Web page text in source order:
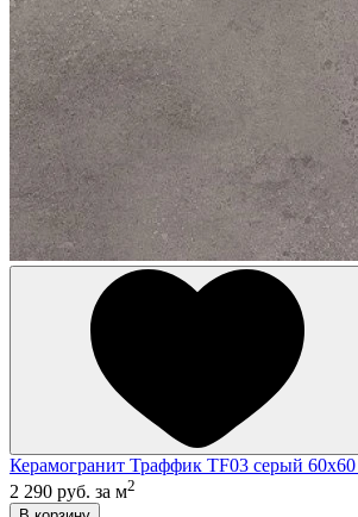
Керамогранит Траффик TF03 серый
2 290 руб. за м2